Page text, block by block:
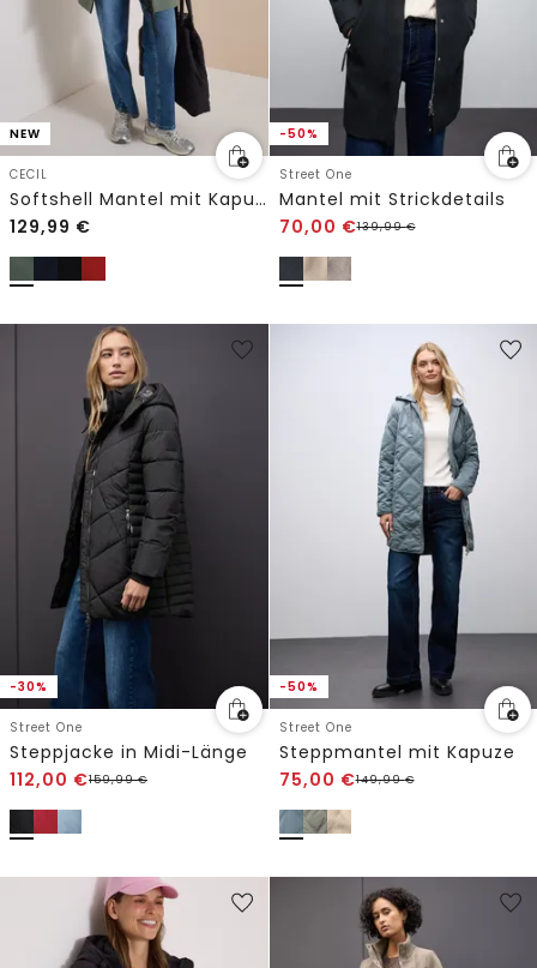
NEW
CECIL
Softshell Mantel mit Kapuze
129,99 €
-50%
Street One
Mantel mit Strickdetails
70,00 €139,99€
-30%
Street One
Steppjacke in Midi-Länge
112,00 €159,99€
-50%
Street One
Steppmantel mit Kapuze
75,00 €149,99€